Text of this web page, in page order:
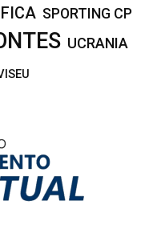
SPORTING CP
UCRANIA